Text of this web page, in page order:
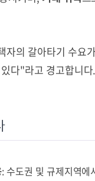
자의 갈아타기 수요
다"라고 경고합니다.
: 수도권 및 규제지역